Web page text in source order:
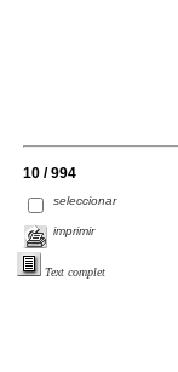
10 / 994
seleccionar
imprimir
Text complet